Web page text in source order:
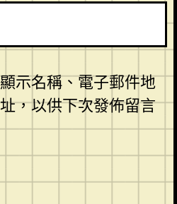
示名稱、電子郵件地
，以供下次發佈留言